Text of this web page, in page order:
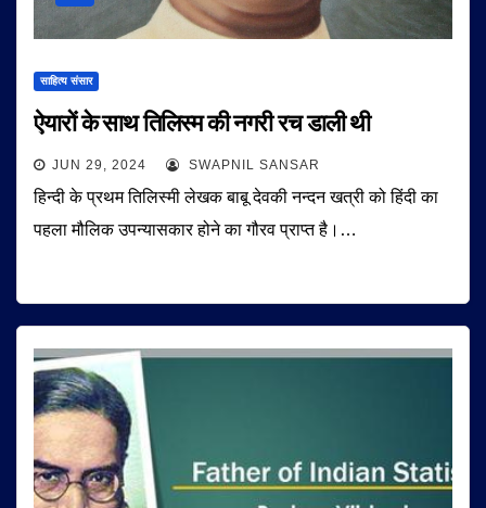
साहित्य संसार
ऐयारों के साथ तिलिस्म की नगरी रच डाली थी
JUN 29, 2024 SWAPNIL SANSAR
हिन्दी के प्रथम तिलिस्मी लेखक बाबू देवकी नन्दन खत्री को हिंदी का
पहला मौलिक उपन्यासकार होने का गौरव प्राप्त है।…